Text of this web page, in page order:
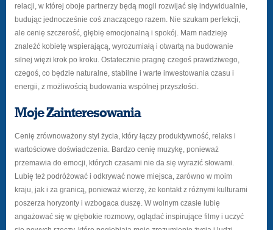
relacji, w której oboje partnerzy będą mogli rozwijać się indywidualnie,
budując jednocześnie coś znaczącego razem. Nie szukam perfekcji,
ale cenię szczerość, głębię emocjonalną i spokój. Mam nadzieję
znaleźć kobietę wspierającą, wyrozumiałą i otwartą na budowanie
silnej więzi krok po kroku. Ostatecznie pragnę czegoś prawdziwego,
czegoś, co będzie naturalne, stabilne i warte inwestowania czasu i
energii, z możliwością budowania wspólnej przyszłości.
Moje Zainteresowania
Cenię zrównoważony styl życia, który łączy produktywność, relaks i
wartościowe doświadczenia. Bardzo cenię muzykę, ponieważ
przemawia do emocji, których czasami nie da się wyrazić słowami.
Lubię też podróżować i odkrywać nowe miejsca, zarówno w moim
kraju, jak i za granicą, ponieważ wierzę, że kontakt z różnymi kulturami
poszerza horyzonty i wzbogaca duszę. W wolnym czasie lubię
angażować się w głębokie rozmowy, oglądać inspirujące filmy i uczyć